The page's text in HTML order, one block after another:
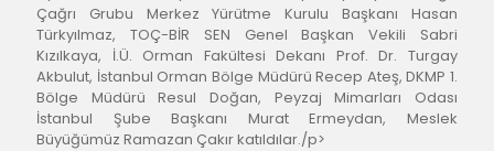
Çağrı Grubu Merkez Yürütme Kurulu Başkanı Hasan
Türkyılmaz, TOÇ-BİR SEN Genel Başkan Vekili Sabri
Kızılkaya, İ.Ü. Orman Fakültesi Dekanı Prof. Dr. Turgay
Akbulut, İstanbul Orman Bölge Müdürü Recep Ateş, DKMP 1.
Bölge Müdürü Resul Doğan, Peyzaj Mimarları Odası
İstanbul Şube Başkanı Murat Ermeydan, Meslek
Büyüğümüz Ramazan Çakır katıldılar./p>